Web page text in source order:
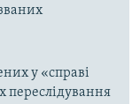
у «справі
переслідування